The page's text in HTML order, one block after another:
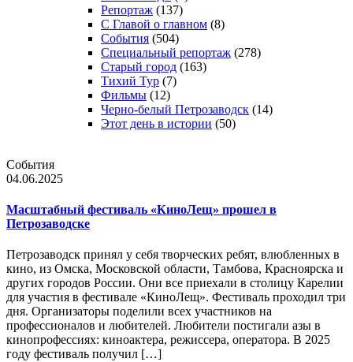
Репортаж (137)
С Главой о главном (8)
События (504)
Специальный репортаж (278)
Старый город (163)
Тихий Тур (7)
Фильмы (12)
Черно-белый Петрозаводск (14)
Этот день в истории (50)
События
04.06.2025
Масштабный фестиваль «КиноЛещ» прошел в
Петрозаводске
Петрозаводск принял у себя творческих ребят, влюбленных в
кино, из Омска, Московской области, Тамбова, Красноярска и
других городов России. Они все приехали в столицу Карелии
для участия в фестивале «КиноЛещ». Фестиваль проходил три
дня. Организаторы поделили всех участников на
профессионалов и любителей. Любители постигали азы в
кинопрофессиях: киноактера, режиссера, оператора. В 2025
году фестиваль получил […]